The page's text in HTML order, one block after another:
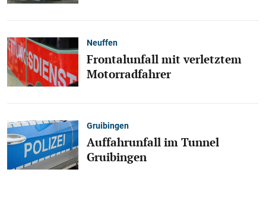
Neuffen
Frontalunfall mit verletztem
Motorradfahrer
Gruibingen
Auffahrunfall im Tunnel
Gruibingen